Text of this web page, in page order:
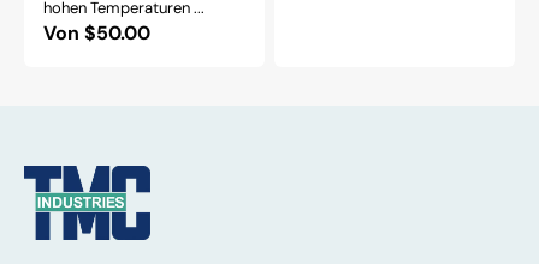
hohen Temperaturen ...
Normaler
Von $50.00